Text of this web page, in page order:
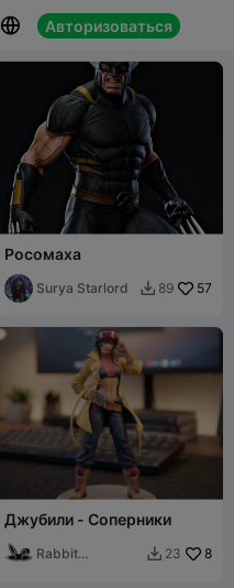
 Авторизоваться
 
Росомаха
Surya Starlord  89 57
Джубили - Соперники
Rabbit
 23 8